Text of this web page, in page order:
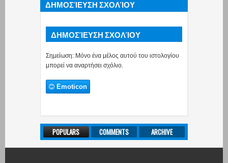
ΔΗΜΟΣΊΕΥΣΗ ΣΧΟΛΊΟΥ
ΔΗΜΟΣΊΕΥΣΗ ΣΧΟΛΊΟΥ
Σημείωση: Μόνο ένα μέλος αυτού του ιστολογίου
μπορεί να αναρτήσει σχόλιο.
Emoticon
POPULARS COMMENTS ARCHIVE